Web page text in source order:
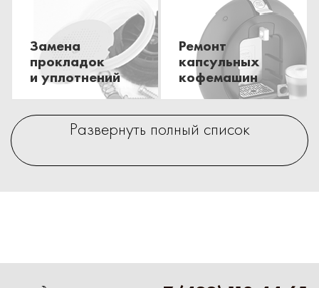
Замена
прокладок
и уплотнений
Ремонт
капсульных
кофемашин
Развернуть полный список